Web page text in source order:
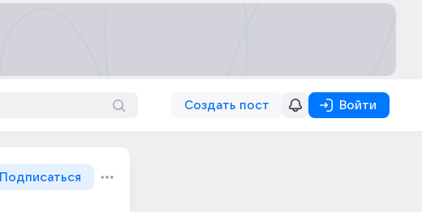
Создать пост Войти
Подписаться